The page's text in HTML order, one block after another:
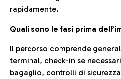
rapidamente.
Quali sono le fasi prima
Il percorso comprende
terminal, check-in se
bagaglio, controlli di sicurezza